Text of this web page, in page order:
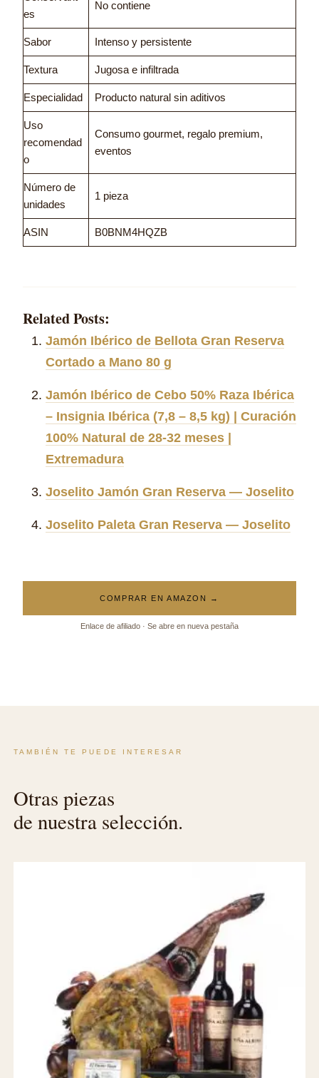
es
No contiene
Sabor Intenso y persistente
Textura Jugosa e infiltrada
Especialidad Producto natural sin aditivos
Uso
recomendad
o
Consumo gourmet, regalo premium,
eventos
Número de
unidades
1 pieza
ASIN B0BNM4HQZB
Related Posts:
Jamón Ibérico de Bellota Gran Reserva
Cortado a Mano 80 g
Jamón Ibérico de Cebo 50% Raza Ibérica
– Insignia Ibérica (7,8 – 8,5 kg) | Curación
100% Natural de 28-32 meses |
Extremadura
Joselito Jamón Gran Reserva — Joselito
Joselito Paleta Gran Reserva — Joselito
COMPRAR EN AMAZON →
Enlace de afiliado · Se abre en nueva pestaña
TAMBIÉN TE PUEDE INTERESAR
Otras piezas
de nuestra selección.